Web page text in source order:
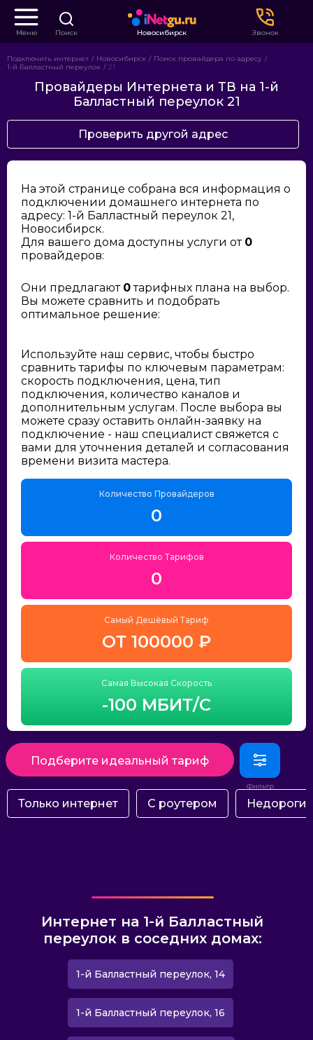
Меню Поиск Новосибирск Звонок
Подключить интернет Новосибирск
Поиск провайдера по адресу
1-й Балластный переулок
21
Провайдеры Интернета и ТВ на 1-й
Балластный переулок 21
Проверить другой адрес
На этой странице собрана вся информация о
подключении домашнего интернета по
адресу: 1-й Балластный переулок 21,
Новосибирск.
Для вашего дома доступны услуги от 0
провайдеров:
Они предлагают 0тарифных плана на выбор.
Вы можете сравнить и подобрать
оптимальное решение:
Используйте наш сервис, чтобы быстро
сравнить тарифы по ключевым параметрам:
скорость подключения, цена, тип
подключения, количество каналов и
дополнительным услугам. После выбора вы
можете сразу оставить онлайн-заявку на
подключение - наш специалист свяжется с
вами для уточнения деталей и согласования
времени визита мастера.
Количество Провайдеров
0
Количество Тарифов
0
Самый Дешёвый Тариф
ОТ 100000 ₽
Самая Высокая Скорость
-100 МБИТ/С
Подберите идеальный тариф
Только интернет С роутером Недорогие
Интернет на 1-й Балластный
переулок в соседних домах:
1-й Балластный переулок, 14
1-й Балластный переулок, 16